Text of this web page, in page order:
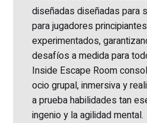
diseñadas diseñadas para
para jugadores
experimentados,
desafíos a medida para
Inside Escape Room
ocio grupal, inmersiva y
a prueba habilidades tan
ingenio y la agilidad mental.